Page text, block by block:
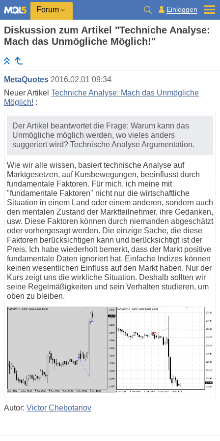
Forum Einloggen
Diskussion zum Artikel "Techniche Analyse:
Mach das Unmögliche Möglich!"
MetaQuotes 2016.02.01 09:34
Neuer Artikel Techniche Analyse: Mach das Unmögliche
Möglich! :
Der Artikel beantwortet die Frage: Warum kann das
Unmögliche möglich werden, wo vieles anders
suggeriert wird? Technische Analyse Argumentation.
Wie wir alle wissen, basiert technische Analyse auf
Marktgesetzen, auf Kursbewegungen, beeinflusst durch
fundamentale Faktoren. Für mich, ich meine mit
"fundamentale Faktoren" nicht nur die wirtschaftliche
Situation in einem Land oder einem anderen, sondern auch
den mentalen Zustand der Marktteilnehmer, ihre Gedanken,
usw. Diese Faktoren können durch niemanden abgeschätzt
oder vorhergesagt werden. Die einzige Sache, die diese
Faktoren berücksichtigen kann und berücksichtigt ist der
Preis. Ich habe wiederholt bemerkt, dass der Markt positive
fundamentale Daten ignoriert hat. Einfache Indizes können
keinen wesentlichen Einfluss auf den Markt haben. Nur der
Kurs zeigt uns die wirkliche Situation. Deshalb sollten wir
seine Regelmäßigkeiten und sein Verhalten studieren, um
oben zu bleiben.
Autor: Victor Chebotariov